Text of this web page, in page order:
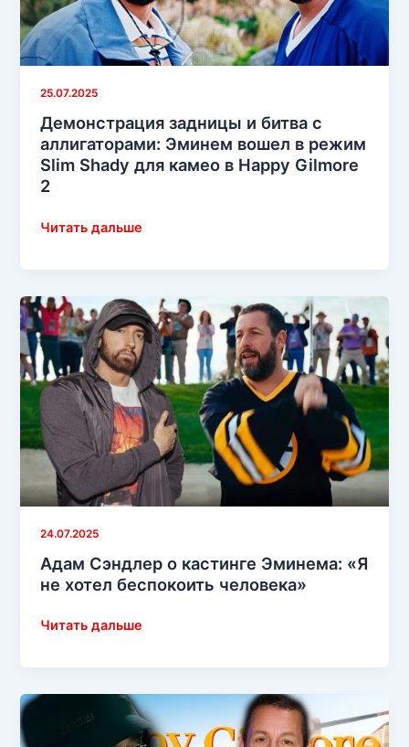
25.07.2025
Демонстрация задницы и битва с
аллигаторами: Эминем вошел в режим
Slim Shady для камео в Happy Gilmore
2
Демонстрация
битва
с
аллигаторами:
Эминем
вошел
режим
Slim
Shady
для
камео
в
Happy
Gilmore
Читать дальше
24.07.2025
Адам Сэндлер о кастинге Эминема: «Я
не хотел беспокоить человека»
Адам
кастинге
Эминема:
Читать дальше